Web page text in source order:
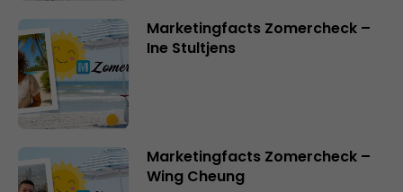
Marketingfacts Zomercheck –
Ine Stultjens
Marketingfacts Zomercheck –
Wing Cheung